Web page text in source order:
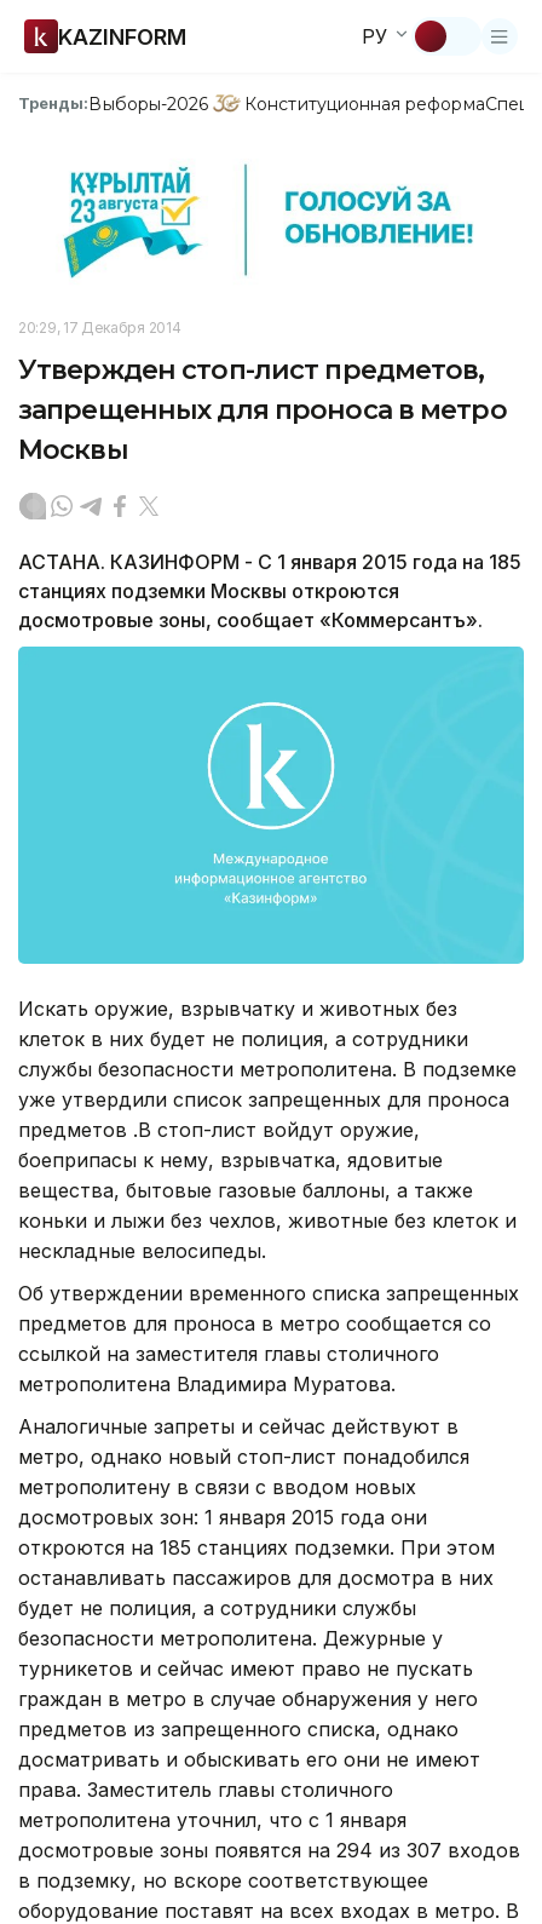
KAZINFORM РУ
Тренды:Выборы-2026 Конституционная реформа
20:29, 17 Декабря 2014
Утвержден стоп-лист предметов,
запрещенных для проноса в метро
Москвы
АСТАНА. КАЗИНФОРМ - С 1 января 2015 года на 185
станциях подземки Москвы откроются
досмотровые зоны, сообщает «Коммерсантъ».
Искать оружие, взрывчатку и животных без
клеток в них будет не полиция, а сотрудники
службы безопасности метрополитена. В подземке
уже утвердили список запрещенных для проноса
предметов .В стоп-лист войдут оружие,
боеприпасы к нему, взрывчатка, ядовитые
вещества, бытовые газовые баллоны, а также
коньки и лыжи без чехлов, животные без клеток и
нескладные велосипеды.
Об утверждении временного списка запрещенных
предметов для проноса в метро сообщается со
ссылкой на заместителя главы столичного
метрополитена Владимира Муратова.
Аналогичные запреты и сейчас действуют в
метро, однако новый стоп-лист понадобился
метрополитену в связи с вводом новых
досмотровых зон: 1 января 2015 года они
откроются на 185 станциях подземки. При этом
останавливать пассажиров для досмотра в них
будет не полиция, а сотрудники службы
безопасности метрополитена. Дежурные у
турникетов и сейчас имеют право не пускать
граждан в метро в случае обнаружения у него
предметов из запрещенного списка, однако
досматривать и обыскивать его они не имеют
права. Заместитель главы столичного
метрополитена уточнил, что с 1 января
досмотровые зоны появятся на 294 из 307 входов
в подземку, но вскоре соответствующее
оборудование поставят на всех входах в метро. В